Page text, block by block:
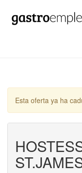
Esta oferta ya ha